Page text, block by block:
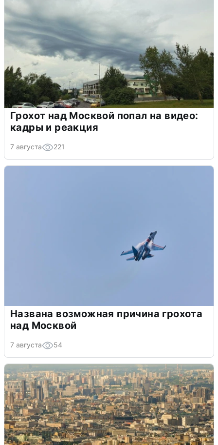
Грохот над Москвой попал на видео:
кадры и реакция
7 августа 221
Названа возможная причина грохота
над Москвой
7 августа 54